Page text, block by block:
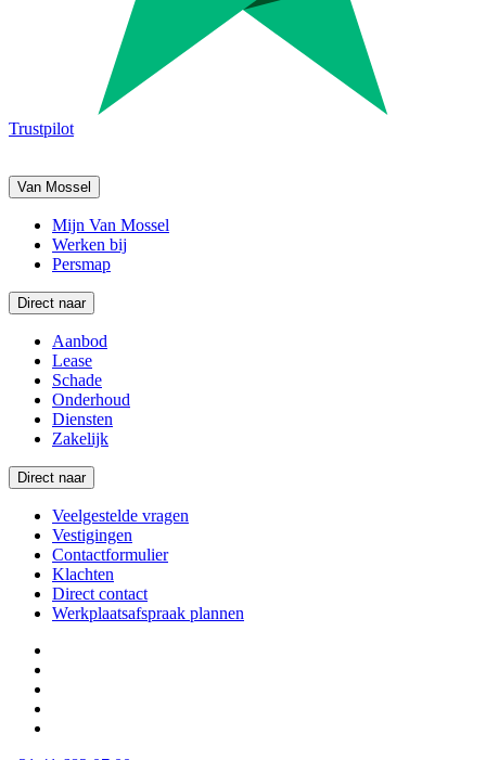
Trustpilot
Van Mossel
Mijn Van Mossel
Werken bij
Persmap
Direct naar
Aanbod
Lease
Schade
Onderhoud
Diensten
Zakelijk
Direct naar
Veelgestelde vragen
Vestigingen
Contactformulier
Klachten
Direct contact
Werkplaatsafspraak plannen